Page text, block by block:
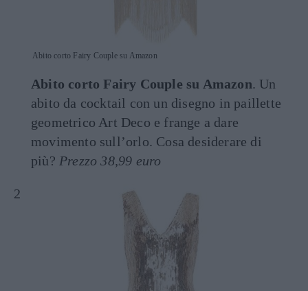
Abito corto Fairy Couple su Amazon
Abito corto Fairy Couple su Amazon. Un
abito da cocktail con un disegno in paillette
geometrico Art Deco e frange a dare
movimento sull’orlo. Cosa desiderare di
più? Prezzo 38,99 euro